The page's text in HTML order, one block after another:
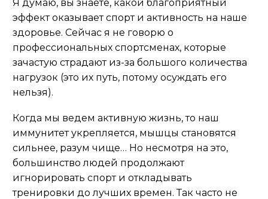
Я думаю, вы знаете, какой благоприятный
эффект оказывает спорт и активность на наше
здоровье. Сейчас я не говорю о
профессиональных спортсменах, которые
зачастую страдают из-за большого количества
нагрузок (это их путь, потому осуждать его
нельзя).
Когда мы ведем активную жизнь, то наш
иммунитет укрепляется, мышцы становятся
сильнее, разум чище… Но несмотря на это,
большинство людей продолжают
игнорировать спорт и откладывать
тренировки до лучших времен. Так часто не